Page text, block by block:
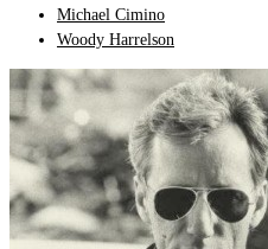
Michael Cimino
Woody Harrelson